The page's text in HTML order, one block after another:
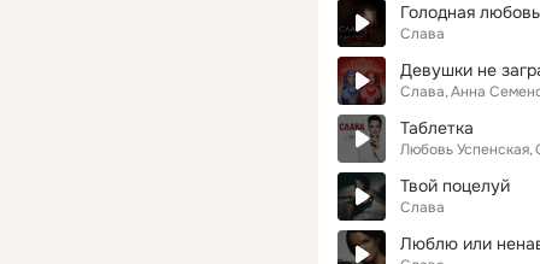
Голодная любовь
Слава
Девушки не
Слава Анна
Таблетка
Любовь Успенская
Твой поцелуй
Слава
Люблю или